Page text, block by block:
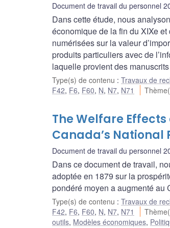
Document de travail du personnel
Dans cette étude, nous
économique de la fin du XIXe
numérisées sur la valeur
produits particuliers avec de
laquelle provient des
Type(s) de contenu : Travaux de
F42, F6, F60, N, N7, N71
The Welfare
Canada’s National
Document de travail du personnel
Dans ce document de travail,
adoptée en 1879 sur la
pondéré moyen a augmenté au
Type(s) de contenu : Travaux de
F42, F6, F60, N, N7, N71
outils, Modèles économiques,